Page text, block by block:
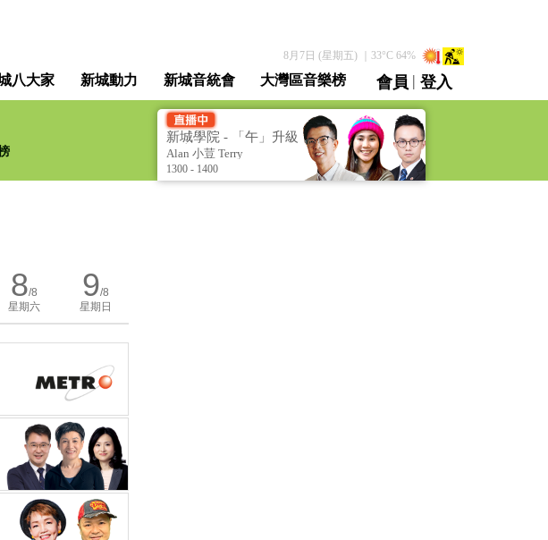
8月7日 (星期五)｜ 33°C 64%
八大家 新城動力 新城音統會 大灣區音樂榜 會員 | 登入
直播 / 重溫
新城學院 - 「午」升級
學堂 [Metro Academy -
Level Up Luncheon]
Alan 小荳 Terry
1300 - 1400
8/8
星期六
9/8
星期日